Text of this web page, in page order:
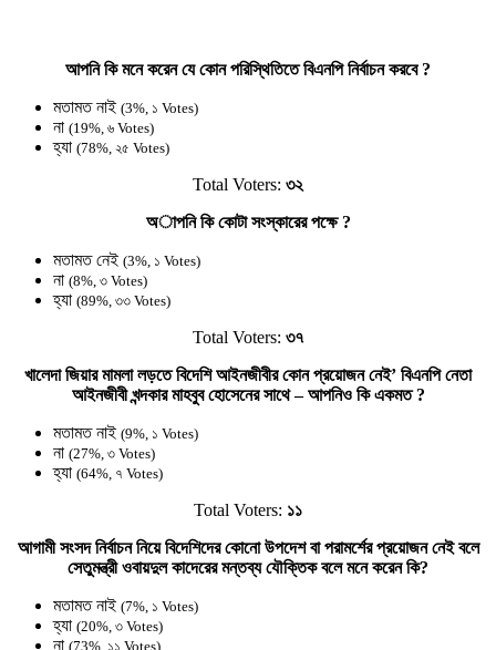
আপনি কি মনে করেন যে কোন পরিস্থিতিতে বিএনপি নির্বাচন করবে ?
মতামত নাই (3%, ১ Votes)
না (19%, ৬ Votes)
হ্যা (78%, ২৫ Votes)
Total Voters: ৩২
অাপনি কি কোটা সংস্কারের পক্ষে ?
মতামত নেই (3%, ১ Votes)
না (8%, ৩ Votes)
হ্যা (89%, ৩৩ Votes)
Total Voters: ৩৭
খালেদা জিয়ার মামলা লড়তে বিদেশি আইনজীবীর কোন প্রয়োজন নেই’ বিএনপি নেতা
আইনজীবী খন্দকার মাহবুব হোসেনের সাথে – আপনিও কি একমত ?
মতামত নাই (9%, ১ Votes)
না (27%, ৩ Votes)
হ্যা (64%, ৭ Votes)
Total Voters: ১১
আগামী সংসদ নির্বাচন নিয়ে বিদেশিদের কোনো উপদেশ বা পরামর্শের প্রয়োজন নেই বলে
সেতুমন্ত্রী ওবায়দুল কাদেরের মন্তব্য যৌক্তিক বলে মনে করেন কি?
মতামত নাই (7%, ১ Votes)
হ্যা (20%, ৩ Votes)
না (73%, ১১ Votes)